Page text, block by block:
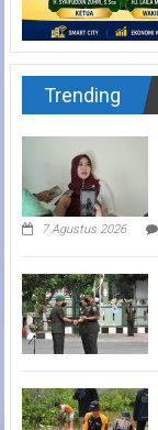
Trending
7 Agustus 2026